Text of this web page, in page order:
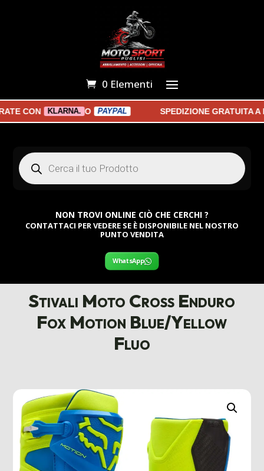
0 Elementi
CON KLARNA. O PAYPAL SPEDIZIONE GRATUITA A
Products
search
NON TROVI ONLINE CIÒ CHE CERCHI ?
CONTATTACI PER VEDERE SE È DISPONIBILE NEL NOSTRO
PUNTO VENDITA
WhatsApp
Stivali Moto Cross Enduro
Fox Motion Blue/Yellow
Fluo